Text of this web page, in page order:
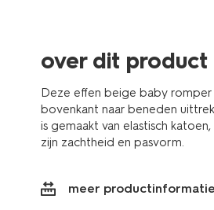
over dit product
Deze effen beige baby
bovenkant naar beneden
is gemaakt van elastisch
zijn zachtheid en pasvorm.
meer productinformatie